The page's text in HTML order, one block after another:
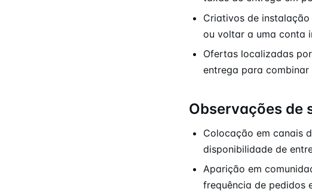
Criativos de
ou voltar a uma conta
Ofertas localizadas
entrega para
Observações de
Colocação em canais
disponibilidade de
Aparição em
frequência de pedidos